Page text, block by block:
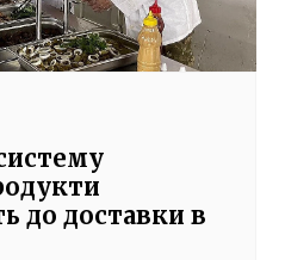
до доставки в